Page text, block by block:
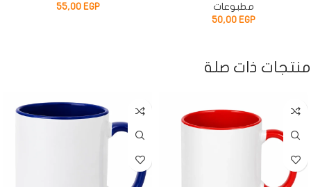
مطبوعات
50,00 EGP
55,00 EGP
منتجات ذات صلة